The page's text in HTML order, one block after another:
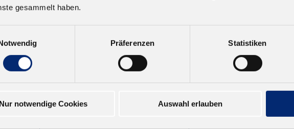
gesammelt haben.
Präferenzen Statistiken
Nur notwendige Cookies Auswahl erlauben